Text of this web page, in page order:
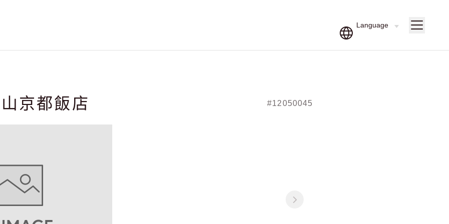
京都飯店 #12050045